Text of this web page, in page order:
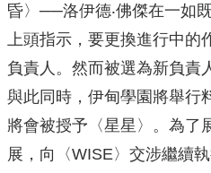
昏〉──洛伊德‧佛傑在一如
上頭指示，要更換進行中
負責人。然而被選為新負責
與此同時，伊甸學園將舉行
將會被授予〈星星〉。為了
展，向〈WISE〉交涉繼續